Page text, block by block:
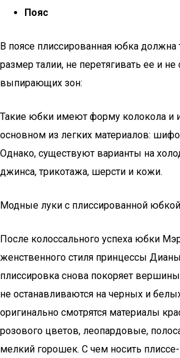
Пояс
В поясе плиссированная юбка должна
размер талии, не перетягивать ее и
выпирающих зон:
Такие юбки имеют форму колокола и
основном из легких материалов:
Однако, существуют варианты на
джинса, трикотажа, шерсти и кожи.
Модные луки с плиссированной
После колоссального успеха юбки
женственного стиля принцессы
плиссировка снова покоряет
не останавливаются на черных и
оригинально смотрятся материалы
розового цветов, леопардовые,
мелкий горошек. С чем носить